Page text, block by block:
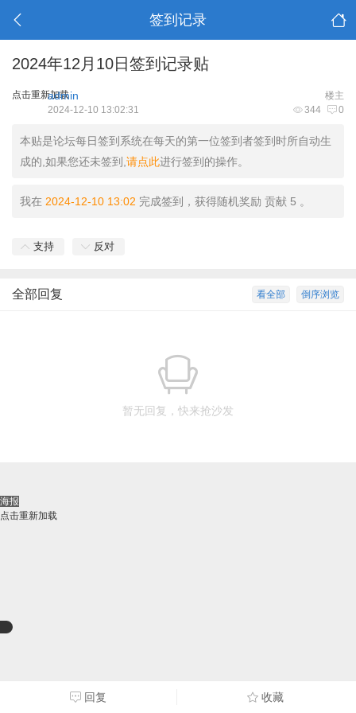
签到记录
2024年12月10日签到记录贴
点击重新加载 楼主
admin
344 0
2024-12-10 13:02:31
本贴是论坛每日签到系统在每天的第一位签到者签到时所自动生
成的,如果您还未签到, 请点此进行签到的操作。
我在 2024-12-10 13:02 完成签到，获得随机奖励 贡献 5 。
支持 反对
倒序浏览
看全部
全部回复
暂无回复，快来抢沙发
回复 收藏
海报
点击重新加载